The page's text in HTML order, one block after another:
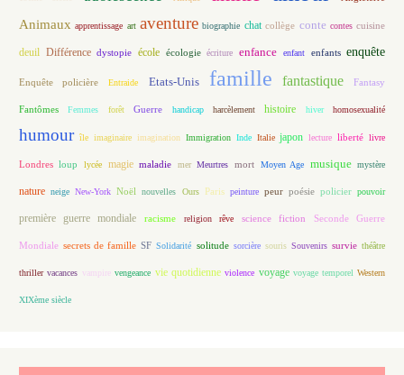
Animaux apprentissage art aventure biographie chat collège conte contes cuisine
deuil Différence dystopie école écologie écriture enfance enfant enfants enquête
Enquête policière Entraide Etats-Unis famille fantastique Fantasy
Fantômes Femmes forêt Guerre handicap harcèlement histoire hiver homosexualité
humour île imaginaire imagination Immigration Inde Italie japon lecture liberté livre
Londres loup lycée magie maladie mer Meurtres mort Moyen Age musique mystère
nature neige New-York Noël nouvelles Ours Paris peinture peur poésie policier pouvoir
première guerre mondiale racisme religion rêve science fiction Seconde Guerre
Mondiale secrets de famille SF Solidarité solitude sorcière souris Souvenirs survie théâtre
thriller vacances vampire vengeance vie quotidienne violence voyage voyage temporel Western
XIXème siècle